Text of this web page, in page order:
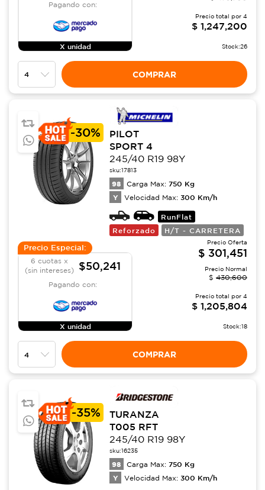
Pagando con:
X unidad
Precio total por 4
$ 1,247,200
Stock:26
COMPRAR
-30%
PILOT
SPORT 4
245/40 R19 98Y
sku:17813
98 Carga Max: 750 Kg
Y Velocidad Max: 300 Km/h
RunFlat
Reforzado
H/T - CARRETERA
Precio Especial:
6 cuotas x
(sin intereses)
$50,241
Pagando con:
X unidad
Precio Oferta
$ 301,451
Precio Normal
$ 430,600
Precio total por 4
$ 1,205,804
Stock:18
COMPRAR
-35%
TURANZA
T005 RFT
245/40 R19 98Y
sku:16235
98 Carga Max: 750 Kg
Y Velocidad Max: 300 Km/h